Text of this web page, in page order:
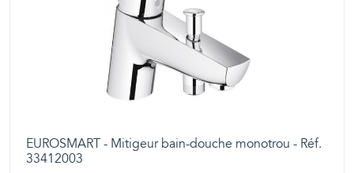
EUROSMART - Mitigeur bain-douche monotrou - Réf.
33412003